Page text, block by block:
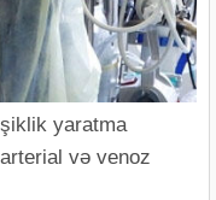
yaratma
və venoz